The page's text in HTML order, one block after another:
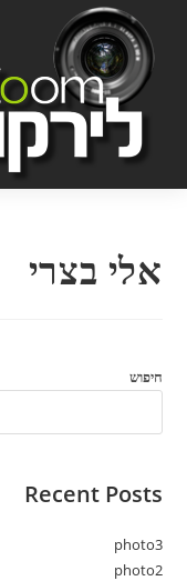
content
אלי בצרי
חיפוש
Recent Posts
photo3
photo2